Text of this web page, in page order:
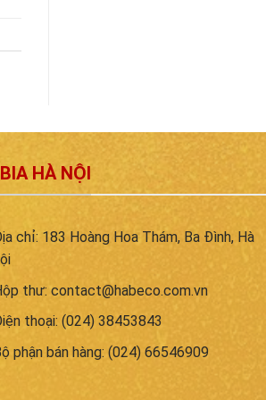
HÀ NỘI
chỉ: 183 Hoàng Hoa Thám, Ba Đình, Hà
thư: contact@habeco.com.vn
thoại: (024) 38453843
phận bán hàng: (024) 66546909